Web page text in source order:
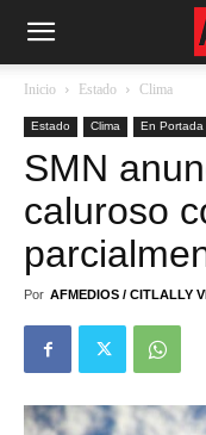
Inicio Estado Clima
Estado Clima En Portada
SMN
caluroso
Por AFMEDIOS / CITLALLY